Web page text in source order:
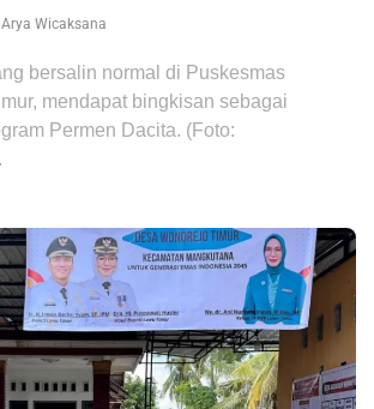
Arya Wicaksana
bersalin normal di Puskesmas
mendapat bingkisan sebagai
Permen Dacita. (Foto: